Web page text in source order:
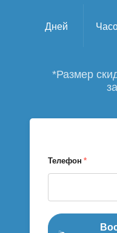
Дней
*Размер
Телефон *